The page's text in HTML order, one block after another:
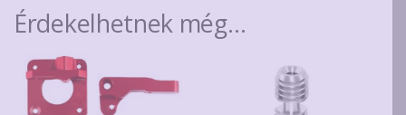
Érdekelhetnek még…